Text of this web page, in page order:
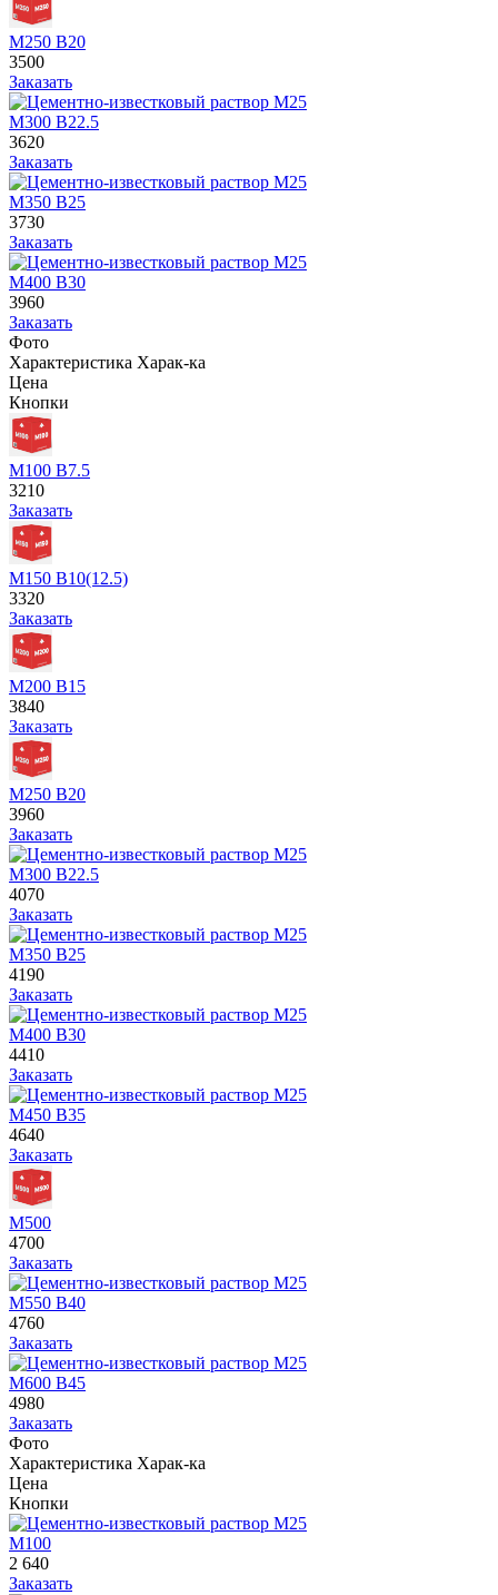
М250 В20
3500
Заказать
М300 В22.5
3620
Заказать
М350 В25
3730
Заказать
М400 В30
3960
Заказать
Фото
Характеристика Харак-ка
Цена
Кнопки
М100 В7.5
3210
Заказать
М150 В10(12.5)
3320
Заказать
М200 В15
3840
Заказать
М250 В20
3960
Заказать
М300 В22.5
4070
Заказать
М350 В25
4190
Заказать
М400 В30
4410
Заказать
М450 В35
4640
Заказать
М500
4700
Заказать
М550 В40
4760
Заказать
М600 В45
4980
Заказать
Фото
Характеристика Харак-ка
Цена
Кнопки
М100
2 640
Заказать